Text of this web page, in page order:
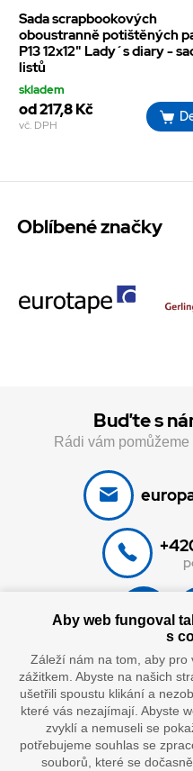
Sada scrapbookových
oboustranně potištěných
P13 12x12" Lady´s diary -
listů
skladem
od 217,8 Kč
vč. DPH
Oblíbené značky
Buďte s
Rádi vám
Často
Pomoc s
Aby web fungoval
s
Záleží nám na tom, aby pro
zážitkem. Abyste na našich
ušetřili spoustu klikání a
které vás nezajímají. Abyste
zvyklí a nemuseli se
potřebujeme souhlas se
souborů, které se